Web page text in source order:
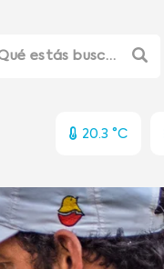
20.3 °C